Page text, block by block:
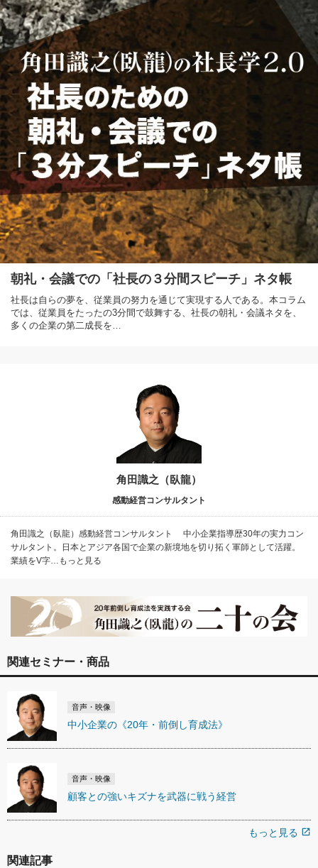
朝礼・会議での「社長の３分間スピーチ」ネタ帳
社長は自らの夢を、従業員の努力を通じて実現する人である。本コラム
では、従業員をたったの3分間で鼓舞する、社長の朝礼・会議ネタを、
多くの企業の第二成長を…
角田識之（臥龍）
感動経営コンサルタント
角田識之（臥龍）感動経営コンサルタント 中小企業指導歴30年の実力コン
サルタント。日本とアジア各国で企業の新境地を切り拓く軍師として活躍。
業績をV字…もっと見る
関連セミナー・商品
音声・映像
中小企業の《20年・前倒し育成法》
音声・映像
顧客との強いキズナを武器に戦う経営
もっと見る open_in_new
関連記事